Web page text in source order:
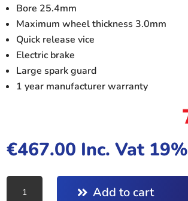
Bore 25.4mm
Maximum wheel thickness 3.0mm
Quick release vice
Electric brake
Large spark guard
1 year manufacturer warranty
€467.00 Inc. Vat 19%
Add to cart